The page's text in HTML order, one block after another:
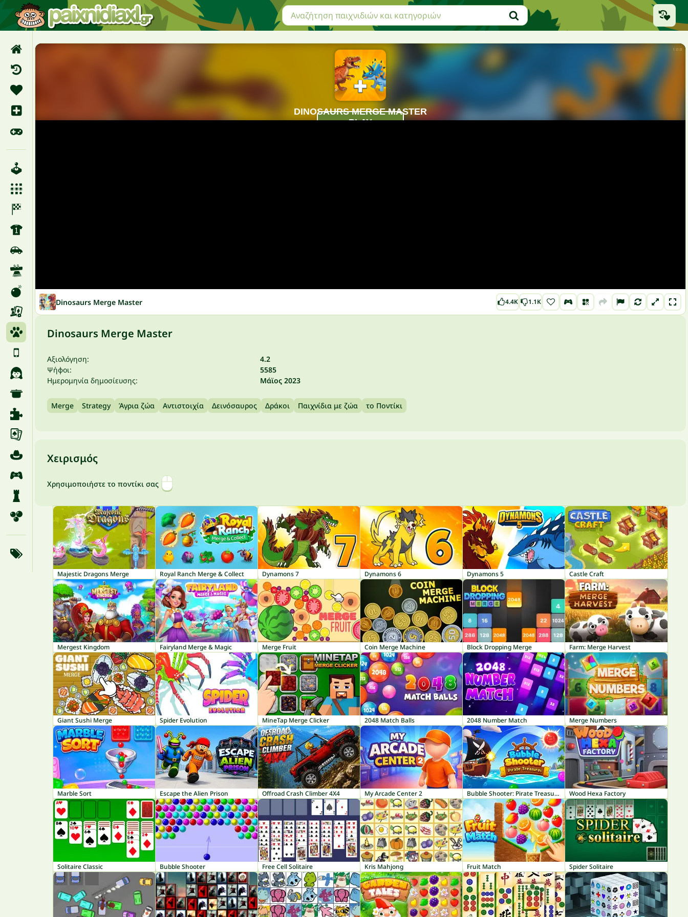
Dinosaurs Merge Master 4.4K 1.1K
Dinosaurs Merge Master
Αξιολόγηση:
4.2
Ψήφοι:
5585
Ημερομηνία δημοσίευσης:
Μάϊος 2023
Merge Strategy Άγρια ζώα Αντιστοιχία Δεινόσαυρος Δράκοι Παιχνίδια με ζώα το Ποντίκι
Χειρισμός
Χρησιμοποιήστε το ποντίκι σας
Majestic Dragons Merge Royal Ranch Merge & Collect Dynamons 7 Dynamons 6 Dynamons 5 Castle Craft
Mergest Kingdom Fairyland Merge & Magic Merge Fruit Coin Merge Machine Block Dropping Merge Farm: Merge Harvest
Giant Sushi Merge Spider Evolution MineTap Merge Clicker 2048 Match Balls 2048 Number Match Merge Numbers
Marble Sort Escape the Alien Prison Offroad Crash Climber 4X4 My Arcade Center 2 Bubble Shooter: Pirate Treasures Wood Hexa Factory
Solitaire Classic Bubble Shooter Free Cell Solitaire Kris Mahjong Fruit Match Spider Solitaire